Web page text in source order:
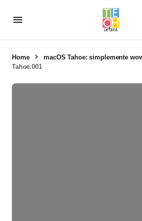
Home macOS Tahoe: simplemente
Tahoe.001